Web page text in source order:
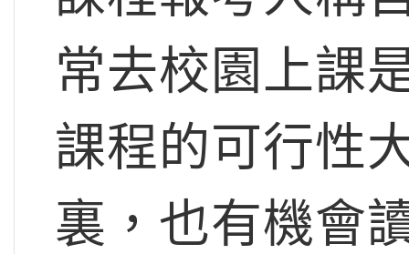
常去校園上課
課程的可行性
裏，也有機會